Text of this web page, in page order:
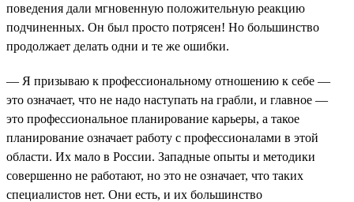
поведения дали мгновенную положительную реакцию
подчиненных. Он был просто потрясен! Но большинство
продолжает делать одни и те же ошибки.
— Я призываю к профессиональному отношению к себе —
это означает, что не надо наступать на грабли, и главное —
это профессиональное планирование карьеры, а такое
планирование означает работу с профессионалами в этой
области. Их мало в России. Западные опыты и методики
совершенно не работают, но это не означает, что таких
специалистов нет. Они есть, и их большинство